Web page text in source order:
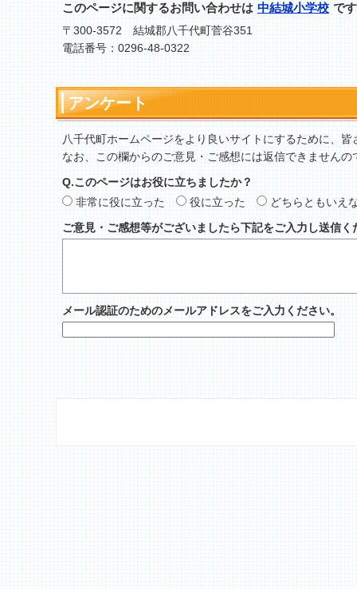
このページに関するお問い合わせは 中結城小学校 で
〒300-3572 結城郡八千代町菅谷351
電話番号：0296-48-0322
アンケート
八千代町ホームページをより良いサイトにするために、
なお、この欄からのご意見・ご感想には返信できませんの
Q.このページはお役に立ちましたか？
非常に役に立った
役に立った
どちらともいえ
ご意見・ご感想等がございましたら下記をご入力し送信く
メール認証のためのメールアドレスをご入力ください。